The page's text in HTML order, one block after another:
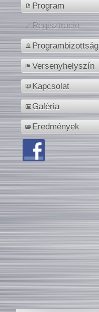
Program
Regisztráció
Programbizottság
Versenyhelyszín
Kapcsolat
Galéria
Eredmények